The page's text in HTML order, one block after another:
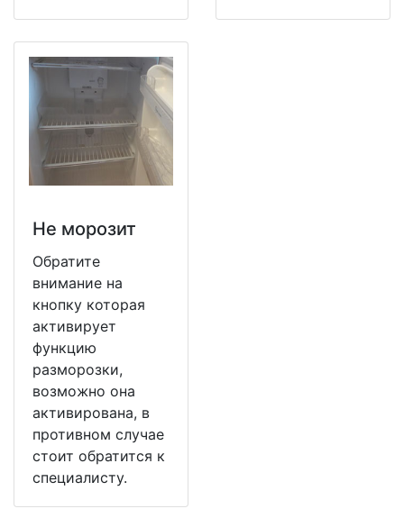
Не морозит
Обратите
внимание на
кнопку которая
активирует
функцию
разморозки,
возможно она
активирована, в
противном случае
стоит обратится к
специалисту.